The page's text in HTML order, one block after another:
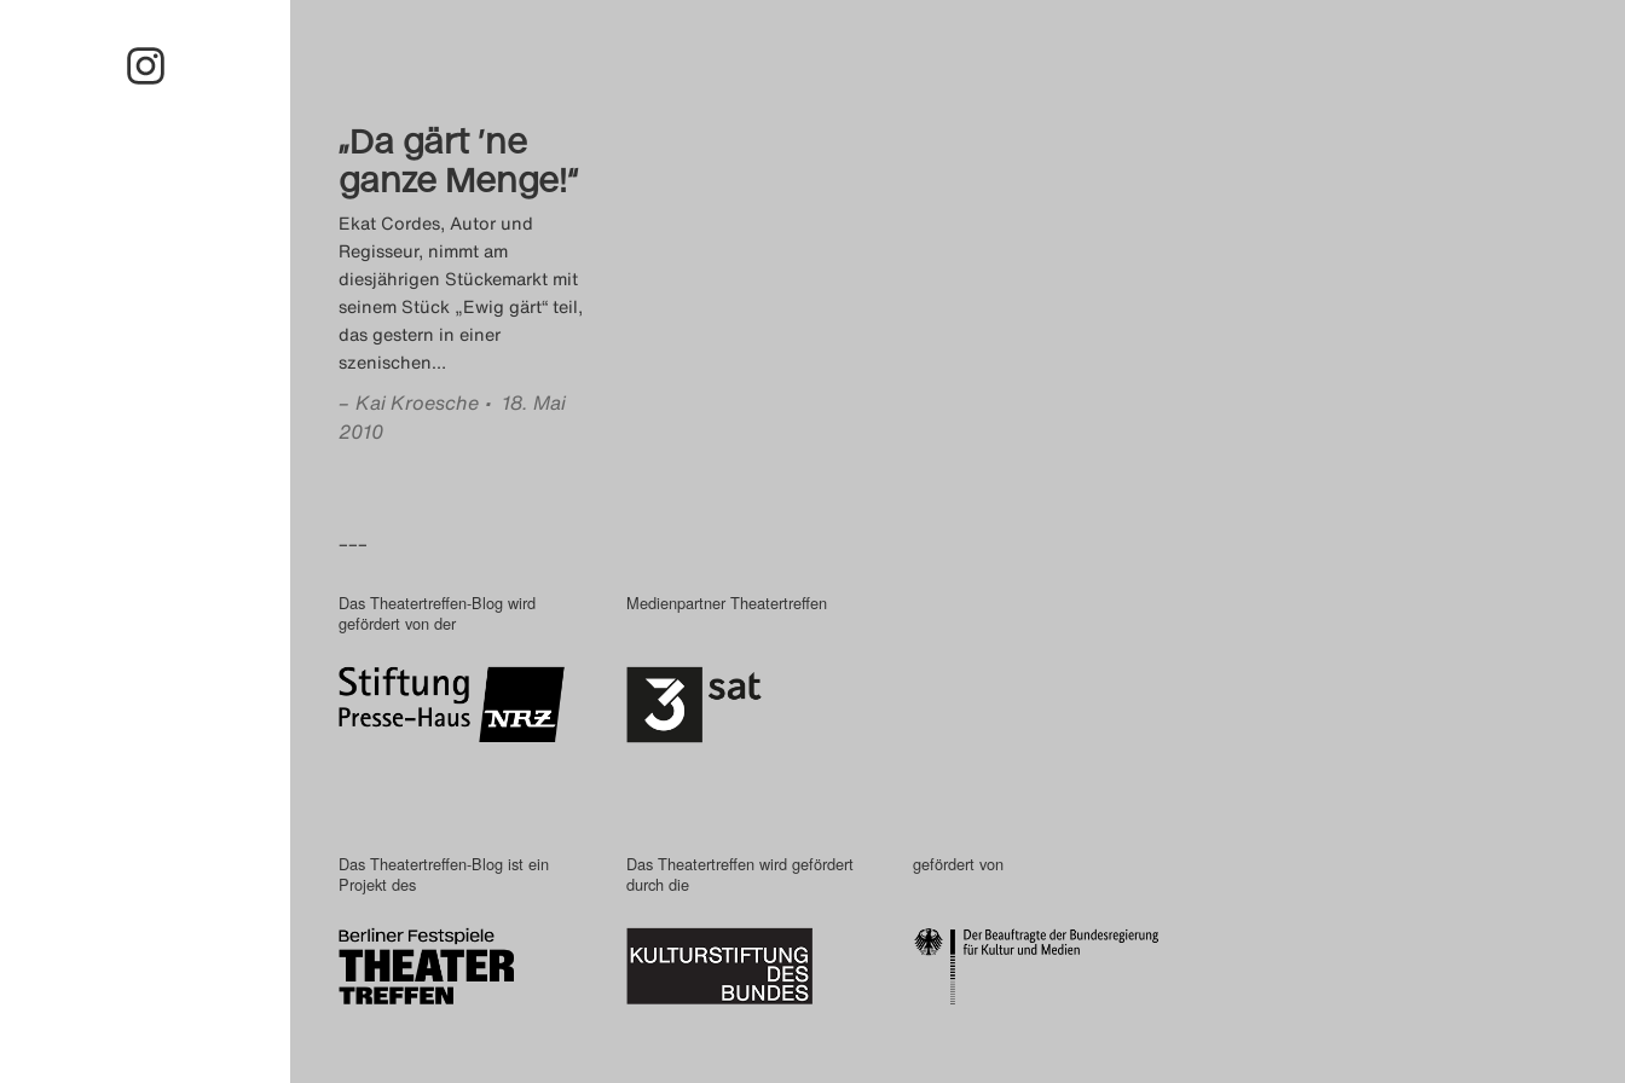
„Da gärt ’ne
ganze Menge!“
Ekat Cordes, Autor und
Regisseur, nimmt am
diesjährigen Stückemarkt mit
seinem Stück „Ewig gärt“ teil,
das gestern in einer
szenischen…
– Kai Kroesche • 18. Mai
2010
–––
Das Theatertreffen-Blog wird
gefördert von der
Medienpartner Theatertreffen
Das Theatertreffen-Blog ist ein
Projekt des
Das Theatertreffen wird gefördert
durch die
gefördert von